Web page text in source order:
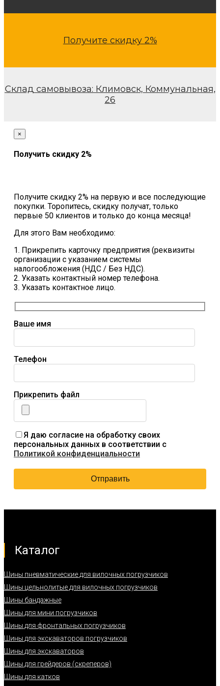
Получите скидку 2%
Склад самовывоза: Климовск, Коммунальная,
26
×
Получить скидку 2%
Получите скидку 2% на первую и все последующие
покупки. Торопитесь, скидку получат, только
первые 50 клиентов и только до конца месяца!
Для этого Вам необходимо:
1. Прикрепить карточку предприятия (реквизиты
организации с указанием системы
налогообложения (НДС / Без НДС).
2. Указать контактный номер телефона.
3. Указать контактное лицо.
Ваше имя
Телефон
Прикрепить файл
Я даю согласие на обработку своих
персональных данных в соответствии с
Политикой конфиденциальности
Каталог
Шины пневматические для вилочных погрузчиков
Шины цельнолитые для вилочных погрузчиков
Шины бандажные
Шины для мини погрузчиков
Шины для фронтальных погрузчиков
Шины для экскаваторов погрузчиков
Шины для экскаваторов
Шины для грейдеров (скреперов)
Шины для катков